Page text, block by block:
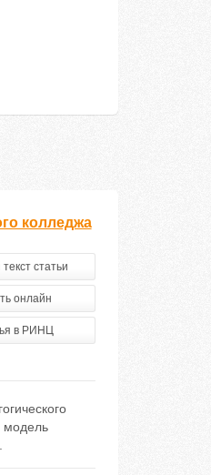
колледжа
статьи
онлайн
в РИНЦ
модель